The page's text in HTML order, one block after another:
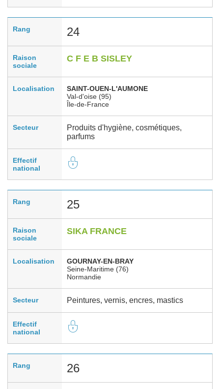
Rang 24
Raison
sociale
C F E B SISLEY
Localisation
SAINT-OUEN-L'AUMONE
Val-d'oise (95)
Île-de-France
Secteur
Produits d'hygiène, cosmétiques,
parfums
Effectif
national
Rang 25
Raison
sociale
SIKA FRANCE
Localisation
GOURNAY-EN-BRAY
Seine-Maritime (76)
Normandie
Secteur Peintures, vernis, encres, mastics
Effectif
national
Rang 26